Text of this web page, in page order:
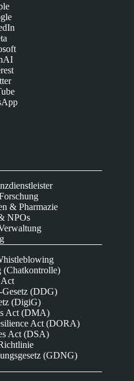
& Pharmazie
NPOs
(Chatkontrolle)
Act
(DDG)
(DigiG)
Act (DMA)
Act (DORA)
Act (DSA)
(GDNG)